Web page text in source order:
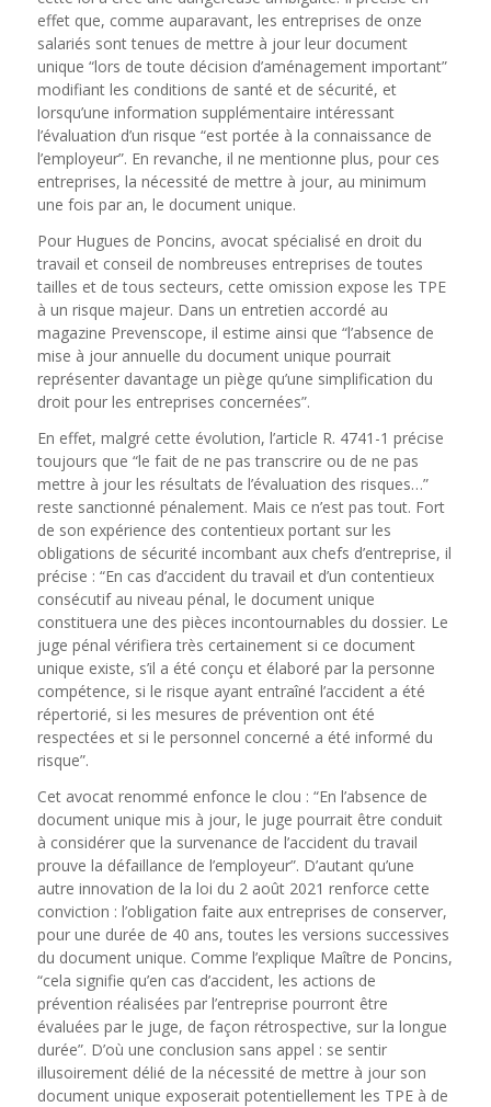
effet que, comme auparavant, les entreprises de onze
salariés sont tenues de mettre à jour leur document
unique “lors de toute décision d’aménagement important”
modifiant les conditions de santé et de sécurité, et
lorsqu’une information supplémentaire intéressant
l’évaluation d’un risque “est portée à la connaissance de
l’employeur”. En revanche, il ne mentionne plus, pour ces
entreprises, la nécessité de mettre à jour, au minimum
une fois par an, le document unique.
Pour Hugues de Poncins, avocat spécialisé en droit du
travail et conseil de nombreuses entreprises de toutes
tailles et de tous secteurs, cette omission expose les TPE
à un risque majeur. Dans un entretien accordé au
magazine Prevenscope, il estime ainsi que “l’absence de
mise à jour annuelle du document unique pourrait
représenter davantage un piège qu’une simplification du
droit pour les entreprises concernées”.
En effet, malgré cette évolution, l’article R. 4741-1 précise
toujours que “le fait de ne pas transcrire ou de ne pas
mettre à jour les résultats de l’évaluation des risques…”
reste sanctionné pénalement. Mais ce n’est pas tout. Fort
de son expérience des contentieux portant sur les
obligations de sécurité incombant aux chefs d’entreprise, il
précise : “En cas d’accident du travail et d’un contentieux
consécutif au niveau pénal, le document unique
constituera une des pièces incontournables du dossier. Le
juge pénal vérifiera très certainement si ce document
unique existe, s’il a été conçu et élaboré par la personne
compétence, si le risque ayant entraîné l’accident a été
répertorié, si les mesures de prévention ont été
respectées et si le personnel concerné a été informé du
risque”.
Cet avocat renommé enfonce le clou : “En l’absence de
document unique mis à jour, le juge pourrait être conduit
à considérer que la survenance de l’accident du travail
prouve la défaillance de l’employeur”. D’autant qu’une
autre innovation de la loi du 2 août 2021 renforce cette
conviction : l’obligation faite aux entreprises de conserver,
pour une durée de 40 ans, toutes les versions successives
du document unique. Comme l’explique Maître de Poncins,
“cela signifie qu’en cas d’accident, les actions de
prévention réalisées par l’entreprise pourront être
évaluées par le juge, de façon rétrospective, sur la longue
durée”. D’où une conclusion sans appel : se sentir
illusoirement délié de la nécessité de mettre à jour son
document unique exposerait potentiellement les TPE à de